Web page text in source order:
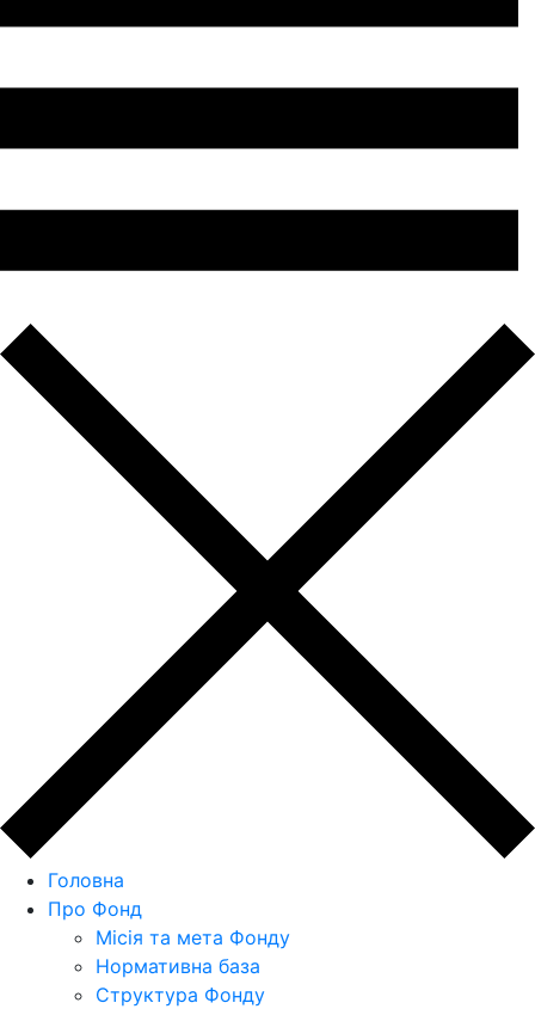
Головна
Про Фонд
Місія та мета Фонду
Нормативна база
Структура Фонду